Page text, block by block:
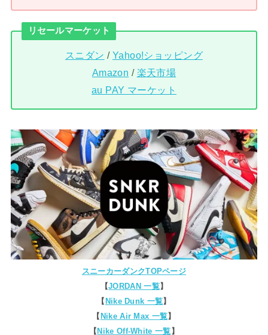
リセールマーケット
スニダン / Yahoo!ショッピング
Amazon / 楽天市場
au PAY マーケット
スニーカーダンクTOPページ
【JORDAN 一覧】
【Nike Dunk 一覧】
【Nike Air Max 一覧】
【Nike Off-White 一覧】